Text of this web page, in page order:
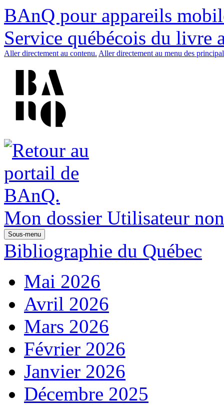
BAnQ pour appareils
Service québécois du livre
Aller directement au contenu. Aller directement au menu des
Mon dossier Utilisateur
Sous-menu
Bibliographie du Québec
Mai 2026
Avril 2026
Mars 2026
Février 2026
Janvier 2026
Décembre 2025